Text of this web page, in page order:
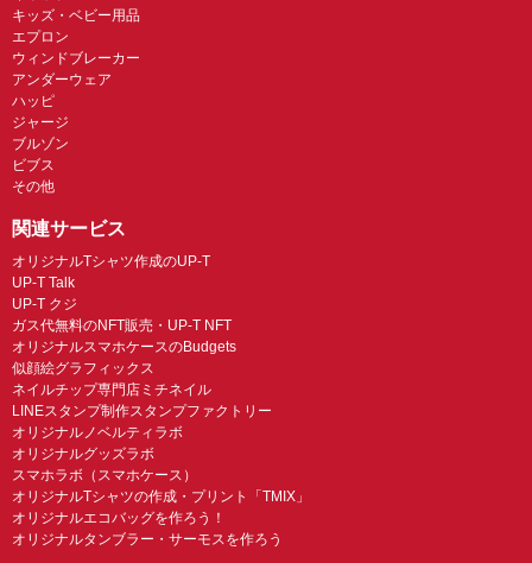
キッズ・ベビー用品
エプロン
ウィンドブレーカー
アンダーウェア
ハッピ
ジャージ
ブルゾン
ビブス
その他
関連サービス
オリジナルTシャツ作成のUP-T
UP-T Talk
UP-T クジ
ガス代無料のNFT販売・UP-T NFT
オリジナルスマホケースのBudgets
似顔絵グラフィックス
ネイルチップ専門店ミチネイル
LINEスタンプ制作スタンプファクトリー
オリジナルノベルティラボ
オリジナルグッズラボ
スマホラボ（スマホケース）
オリジナルTシャツの作成・プリント「TMIX」
オリジナルエコバッグを作ろう！
オリジナルタンブラー・サーモスを作ろう